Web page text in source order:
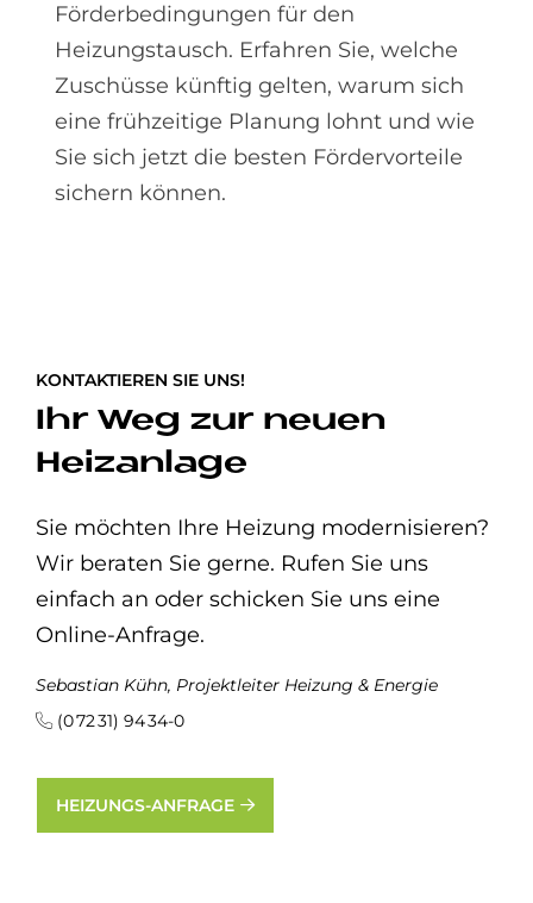
Förderbedingungen für den
Heizungstausch. Erfahren Sie, welche
Zuschüsse künftig gelten, warum sich
eine frühzeitige Planung lohnt und wie
Sie sich jetzt die besten Fördervorteile
sichern können.
KONTAKTIEREN SIE UNS!
Ihr Weg zur neuen
Heizanlage
Sie möchten Ihre Heizung modernisieren?
Wir beraten Sie gerne. Rufen Sie uns
einfach an oder schicken Sie uns eine
Online-Anfrage.
Sebastian Kühn, Projektleiter Heizung & Energie
(0 72 31) 94 34-0
HEIZUNGS-ANFRAGE